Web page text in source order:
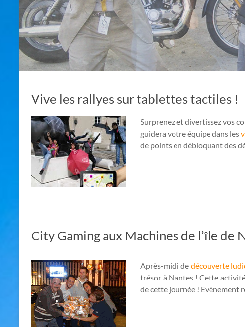
Vive les rallyes sur tablettes tactiles !
Surprenez et divertissez vos
guidera votre équipe dans les
de points en débloquant des
City Gaming aux Machines de l’île de
Après-midi de découverte
trésor à Nantes ! Cette activité
de cette journée ! Evénement